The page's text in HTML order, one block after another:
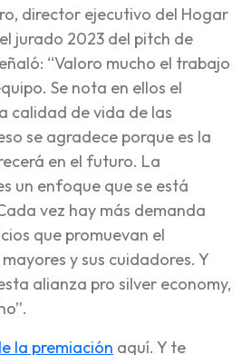
director ejecutivo del Hogar
jurado 2023 del pitch de
“Valoro mucho el trabajo
Se nota en ellos el
calidad de vida de las
se agradece porque es la
en el futuro. La
un enfoque que se está
vez hay más demanda
que promuevan el
y sus cuidadores. Y
alianza pro silver economy,
la premiación aquí. Y te